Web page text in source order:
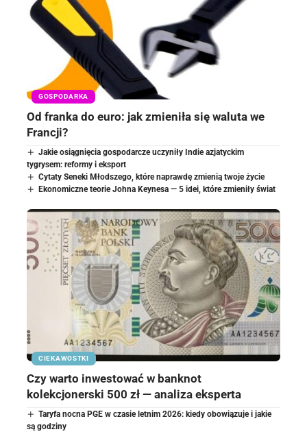
GOSPODARKA
Od franka do euro: jak zmieniła się waluta we
Francji?
Jakie osiągnięcia gospodarcze uczyniły Indie azjatyckim
tygrysem: reformy i eksport
Cytaty Seneki Młodszego, które naprawdę zmienią twoje życie
Ekonomiczne teorie Johna Keynesa — 5 idei, które zmieniły świat
CIEKAWOSTKI
Czy warto inwestować w banknot
kolekcjonerski 500 zł — analiza eksperta
Taryfa nocna PGE w czasie letnim 2026: kiedy obowiązuje i jakie
są godziny